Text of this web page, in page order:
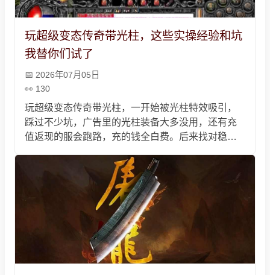
玩超级变态传奇带光柱，这些实操经验和坑
我替你们试了
2026年07月05日
130
玩超级变态传奇带光柱，一开始被光柱特效吸引，
踩过不少坑，广告里的光柱装备大多没用，还有充
值返现的服会跑路，充的钱全白费。后来找对稳点
精英怪能爆好的光柱装备，别跟陌生人组队，也别
乱下载客户端，不用上头，佛系玩图个爽就行，毕
竟玩游戏就是为了开心。